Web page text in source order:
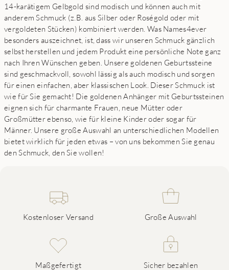
14-karätigem Gelbgold sind modisch und können auch mit
anderem Schmuck (z.B. aus Silber oder Roségold oder mit
vergoldeten Stücken) kombiniert werden. Was Names4ever
besonders auszeichnet, ist, dass wir unseren Schmuck gänzlich
selbst herstellen und jedem Produkt eine persönliche Note ganz
nach Ihren Wünschen geben. Unsere goldenen Geburtssteine
sind geschmackvoll, sowohl lässig als auch modisch und sorgen
für einen einfachen, aber klassischen Look. Dieser Schmuck ist
wie für Sie gemacht! Die goldenen Anhänger mit Geburtssteinen
eignen sich für charmante Frauen, neue Mütter oder
Großmütter ebenso, wie für kleine Kinder oder sogar für
Männer. Unsere große Auswahl an unterschiedlichen Modellen
bietet wirklich für jeden etwas – von uns bekommen Sie genau
den Schmuck, den Sie wollen!
Kostenloser Versand Große Auswahl
Maßgefertigt Sicher bezahlen